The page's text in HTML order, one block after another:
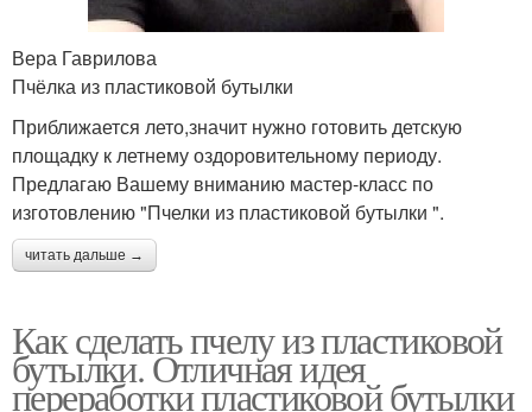
Вера Гаврилова
Пчёлка из пластиковой бутылки
Приближается лето,значит нужно готовить детскую
площадку к летнему оздоровительному периоду.
Предлагаю Вашему вниманию мастер-класс по
изготовлению "Пчелки из пластиковой бутылки ".
читать дальше →
Как сделать пчелу из пластиковой
бутылки. Отличная идея
переработки пластиковой бутылки